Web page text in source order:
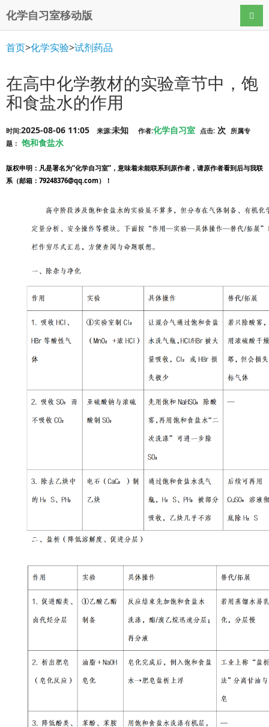
化学自习室移动版 导航
首页>化学实验>试剂药品
在高中化学教材的实验章节中，饱
和食盐水的作用
时间:2025-08-06 11:05 来源:未知 作者:化学自习室 点击: 次
所属专
题： 饱和食盐水
版权申明 ：凡是署名为“化学自习室”，意味着未能联系到原作者，请原作者看到后与我联
系（邮箱：79248376@qq.com）！